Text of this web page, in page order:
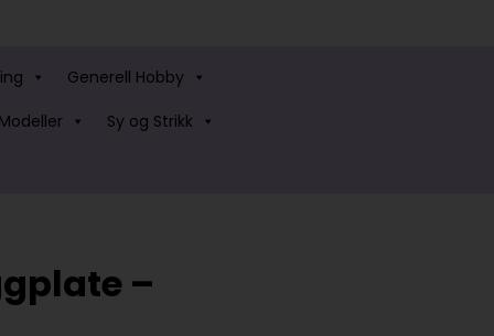
Generell Hobby
Sy og Strikk
–